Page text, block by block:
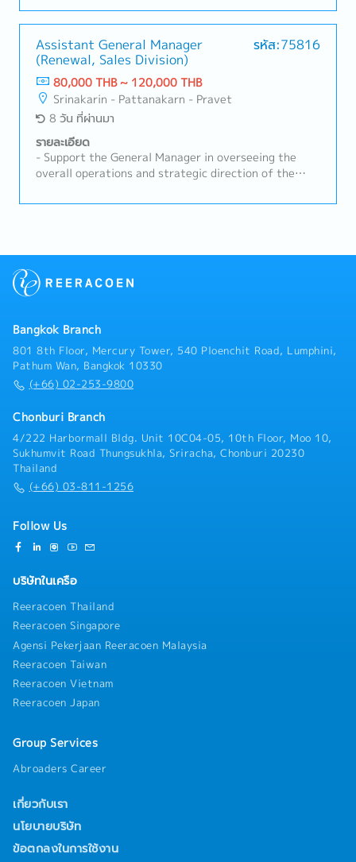
provide regular updates to the Sales Manager- Task
as needed
Relationship Management: Maintain strong
relationships with existing customers, understanding
their production requirements and proposing suitable
SMT machinery/solutions.- Technical Proposal &
Consulting: Utilize SMT technical knowledge to
present product specifications, demonstration
proposals, and line configurations.- Market Analysis:
Monitor market trends and competitor activities to
expand business opportunities in the SMT sector.
Assistant General Manager
(Renewal, Sales Division)
รหัส:75816
80,000 THB ~ 120,000 THB
Srinakarin - Pattanakarn - Pravet
8 วัน ที่ผ่านมา
รายละเอียด
- Support the General Manager in overseeing the
overall operations and strategic direction of the
approximately 10–20 members to ensure smooth
elevator and escalator renewal projects in buildings-
business opportunities and strengthen market
and provide timely updates and strategic
recommendations- Ensure prompt and accurate sales
information is provided to customers and internal
stakeholders- Arrange and lead company, product,
project stakeholders- Establish, maintain, and
consultants, contractors, developers, and other
project stakeholders- Coordinate cross-functional
collaboration with internal departments to ensure
successful project execution and customer
team performance management, and talent
candidate for the General Manager position by
contributing to management decision-making and
business leadership- Perform other duties and special
assignments as directed by management
Bangkok Branch
801 8th Floor, Mercury Tower, 540 Ploenchit Road, Lumphini,
Pathum Wan, Bangkok 10330
(+66) 02-253-9800
Chonburi Branch
4/222 Harbormall Bldg. Unit 10C04-05, 10th Floor, Moo 10,
Sukhumvit Road Thungsukhla, Sriracha, Chonburi 20230
Thailand
(+66) 03-811-1256
Follow Us
บริษัทในเครือ
Reeracoen Thailand
Reeracoen Singapore
Agensi Pekerjaan Reeracoen Malaysia
Reeracoen Taiwan
Reeracoen Vietnam
Reeracoen Japan
Group Services
Abroaders Career
เกี่ยวกับเรา
นโยบายบริษัท
ข้อตกลงในการใช้งาน